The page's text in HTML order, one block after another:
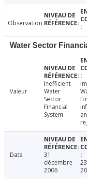
Observation
Water Sector
Valeur
Inefficient
Water
Sector
Financial
System
Date
31
décembre
2006